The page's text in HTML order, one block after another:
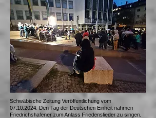
Schwäbische Zeitung Veröffentlichung vom
07.10.2024 Den Tag der Deutschen Einheit nahmen
Friedrichshafener zum Anlass Friedenslieder zu singen.